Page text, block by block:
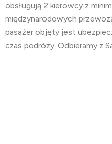
obsługują 2 kierowcy z
międzynarodowych
pasażer objęty jest
czas podróży. Odbieramy z